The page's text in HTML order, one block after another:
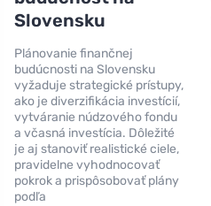
Slovensku
Plánovanie finančnej
budúcnosti na Slovensku
vyžaduje strategické prístupy,
ako je diverzifikácia investícií,
vytváranie núdzového fondu
a včasná investícia. Dôležité
je aj stanoviť realistické ciele,
pravidelne vyhodnocovať
pokrok a prispôsobovať plány
podľa